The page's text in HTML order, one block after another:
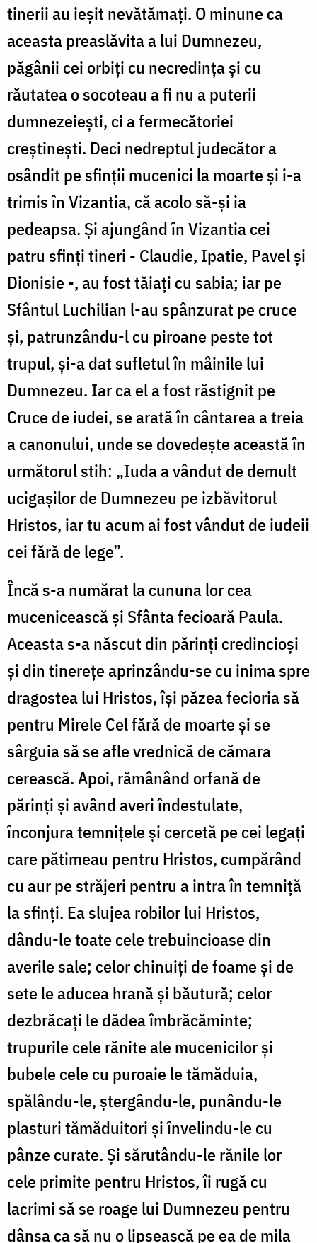
tinerii au ieșit nevătămați. O minune ca
aceasta preaslăvita a lui Dumnezeu,
păgânii cei orbiți cu necredința și cu
răutatea o socoteau a fi nu a puterii
dumnezeiești, ci a fermecătoriei
creștinești. Deci nedreptul judecător a
osândit pe sfinții mucenici la moarte și i-a
trimis în Vizantia, că acolo să-și ia
pedeapsa. Și ajungând în Vizantia cei
patru sfinți tineri - Claudie, Ipatie, Pavel și
Dionisie -, au fost tăiați cu sabia; iar pe
Sfântul Luchilian l-au spânzurat pe cruce
și, patrunzându-l cu piroane peste tot
trupul, și-a dat sufletul în mâinile lui
Dumnezeu. Iar ca el a fost răstignit pe
Cruce de iudei, se arată în cântarea a treia
a canonului, unde se dovedește această în
următorul stih: „Iuda a vândut de demult
ucigașilor de Dumnezeu pe izbăvitorul
Hristos, iar tu acum ai fost vândut de iudeii
cei fără de lege”.
Încă s-a numărat la cununa lor cea
mucenicească și Sfânta fecioară Paula.
Aceasta s-a născut din părinți credincioși
și din tinerețe aprinzându-se cu inima spre
dragostea lui Hristos, își păzea fecioria să
pentru Mirele Cel fără de moarte și se
sârguia să se afle vrednică de cămara
cerească. Apoi, rămânând orfană de
părinți și având averi îndestulate,
înconjura temnițele și cercetă pe cei legați
care pătimeau pentru Hristos, cumpărând
cu aur pe străjeri pentru a intra în temniță
la sfinți. Ea slujea robilor lui Hristos,
dându-le toate cele trebuincioase din
averile sale; celor chinuiți de foame și de
sete le aducea hrană și băutură; celor
dezbrăcați le dădea îmbrăcăminte;
trupurile cele rănite ale mucenicilor și
bubele cele cu puroaie le tămăduia,
spălându-le, ștergându-le, punându-le
plasturi tămăduitori și învelindu-le cu
pânze curate. Și sărutându-le rănile lor
cele primite pentru Hristos, îi rugă cu
lacrimi să se roage lui Dumnezeu pentru
dânsa ca să nu o lipsească pe ea de mila